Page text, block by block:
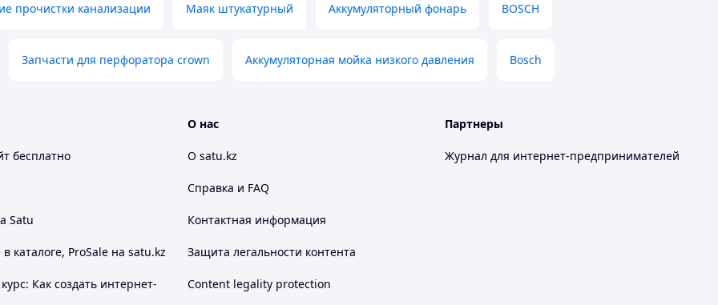
с фиксатором шпинделя Auto-Lock для
и мягкой накладкой для надежного захвата
защиты от перегрузок обеспечивает
работ
срока службы
усилие при вращении как влево, так и
захвата
прочистки канализации Маяк штукатурный Аккумуляторный фонарь BOSCH
Запчасти для перфоратора crown Аккумуляторная мойка низкого давления Bosch
бесплатно
Satu
каталоге, ProSale на satu.kz
Как создать интернет-
О нас
О satu.kz
Справка и FAQ
Контактная информация
Защита легальности контента
Content legality protection
Партнеры
Журнал для интернет-предпринимателей